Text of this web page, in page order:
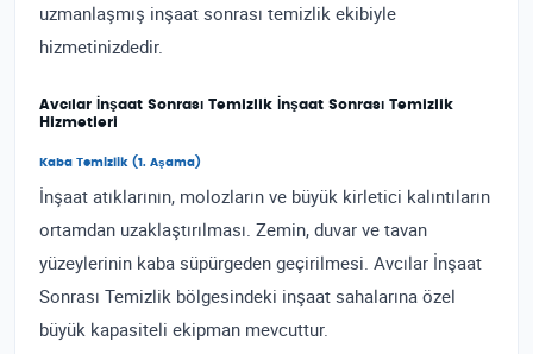
uzmanlaşmış inşaat sonrası temizlik ekibiyle
hizmetinizdedir.
Avcılar İnşaat Sonrası Temizlik İnşaat Sonrası Temizlik
Hizmetleri
Kaba Temizlik (1. Aşama)
İnşaat atıklarının, molozların ve büyük kirletici kalıntıların
ortamdan uzaklaştırılması. Zemin, duvar ve tavan
yüzeylerinin kaba süpürgeden geçirilmesi. Avcılar İnşaat
Sonrası Temizlik bölgesindeki inşaat sahalarına özel
büyük kapasiteli ekipman mevcuttur.